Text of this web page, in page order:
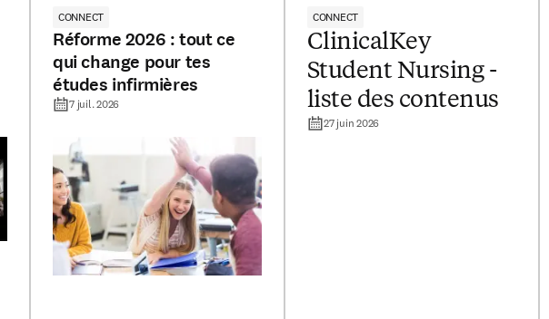
CONNECT
Réforme 2026 : tout ce
qui change pour tes
études infirmières
7 juil. 2026
CONNECT
ClinicalKey
Student Nursing -
liste des contenus
27 juin 2026